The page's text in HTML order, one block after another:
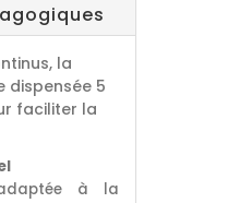
la
dispensée 5
faciliter la
à la